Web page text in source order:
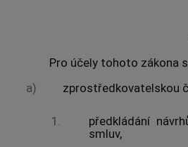
Pro účely tohoto zákona
a)
zprostředkovatelskou
1.
předkládání
smluv,